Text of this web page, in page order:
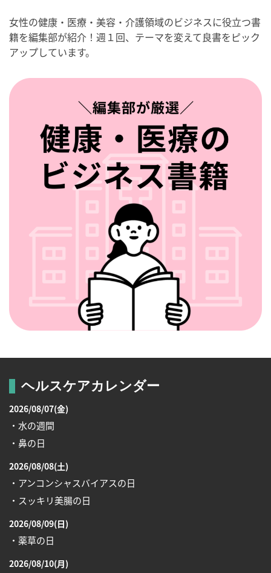
女性の健康・医療・美容・介護領域のビジネスに役立つ書
籍を編集部が紹介！週１回、テーマを変えて良書をピック
アップしています。
ヘルスケアカレンダー
2026/08/07(金)
・水の週間
・鼻の日
2026/08/08(土)
・アンコンシャスバイアスの日
・スッキリ美腸の日
2026/08/09(日)
・薬草の日
2026/08/10(月)